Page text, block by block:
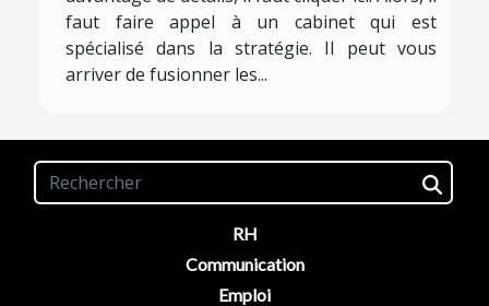
faut faire appel à un cabinet qui est
spécialisé dans la stratégie. Il peut vous
arriver de fusionner les...
RH
Communication
Emploi